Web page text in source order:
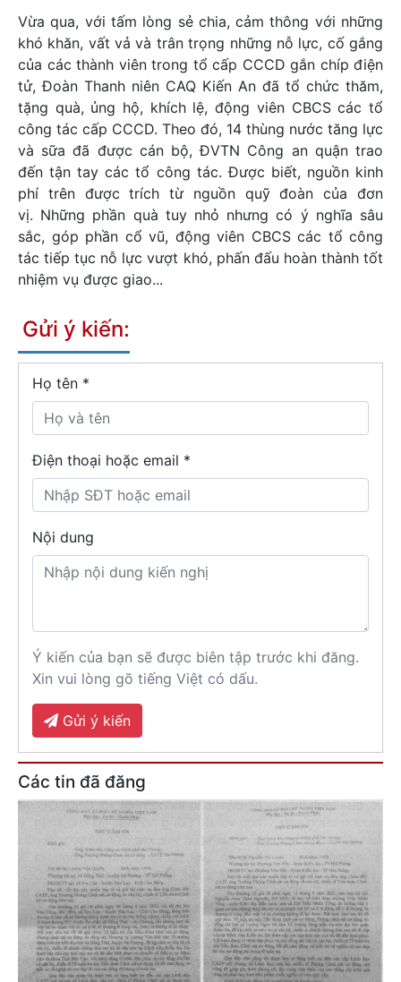
Vừa qua, với tấm lòng sẻ chia, cảm thông với những
khó khăn, vất vả và trân trọng những nỗ lực, cố gắng
của các thành viên trong tổ cấp CCCD gắn chíp điện
tử, Đoàn Thanh niên CAQ Kiến An đã tổ chức thăm,
tặng quà, ủng hộ, khích lệ, động viên CBCS các tổ
công tác cấp CCCD. Theo đó, 14 thùng nước tăng lực
và sữa đã được cán bộ, ĐVTN Công an quận trao
đến tận tay các tổ công tác. Được biết, nguồn kinh
phí trên được trích từ nguồn quỹ đoàn của đơn
vị. Những phần quà tuy nhỏ nhưng có ý nghĩa sâu
sắc, góp phần cổ vũ, động viên CBCS các tổ công
tác tiếp tục nỗ lực vượt khó, phấn đấu hoàn thành tốt
nhiệm vụ được giao...
Gửi ý kiến:
Họ tên *
Điện thoại hoặc email *
Nội dung
Ý kiến của bạn sẽ được biên tập trước khi đăng.
Xin vui lòng gõ tiếng Việt có dấu.
Gửi ý kiến
Các tin đã đăng